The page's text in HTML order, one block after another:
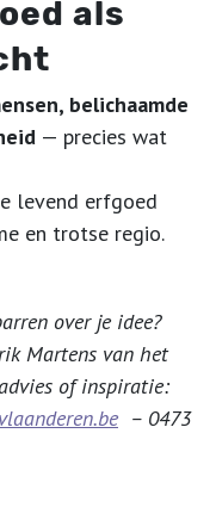
als
belichaamde
— precies wat
levend erfgoed
en trotse regio.
over je idee?
Martens van het
of inspiratie:
– 0473